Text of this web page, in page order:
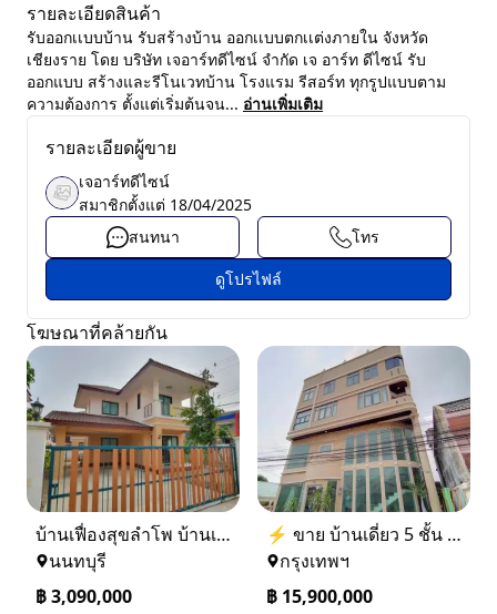
รายละเอียดสินค้า
รับออกเเบบบ้าน รับสร้างบ้าน ออกเเบบตกเเต่งภายใน จังหวัด
เชียงราย โดย บริษัท เจอาร์ทดีไซน์ จำกัด เจ อาร์ท ดีไซน์ รับ
ออกแบบ สร้างและรีโนเวทบ้าน โรงแรม รีสอร์ท ทุกรูปแบบตาม
ความต้องการ ตั้งแต่เริ่มต้นจน... อ่านเพิ่มเติม
รายละเอียดผู้ขาย
เจอาร์ทดีไซน์
สมาชิกตั้งแต่ 18/04/2025
สนทนา
โทร
ดูโปรไฟล์
โฆษณาที่คล้ายกัน
บ้านเฟื่องสุขลำโพ บ้านเดี่ยวสร้างใหม่ บางบัวทอง
นนทบุรี
฿3,090,000
⚡ ขาย บ้านเดี่ยว 5 ชั้น ซอย ประชาชื่น 14 ใกล้ BTS
กรุงเทพฯ
฿ 15,900,000